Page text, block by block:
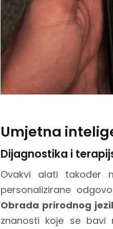
Umjetna
Dijagnostika i
Ovakvi alati također
personalizirane
Obrada prirodnog
znanosti koje se bavi